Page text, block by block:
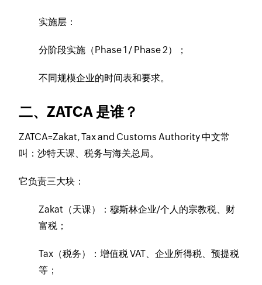
实施层：
分阶段实施（Phase 1 / Phase 2）；
不同规模企业的时间表和要求。
二、ZATCA 是谁？
ZATCA=Zakat, Tax and Customs Authority 中文常
叫：沙特天课、税务与海关总局。
它负责三大块：
Zakat（天课）：穆斯林企业/个人的宗教税、财
富税；
Tax（税务）：增值税 VAT、企业所得税、预提税
等；